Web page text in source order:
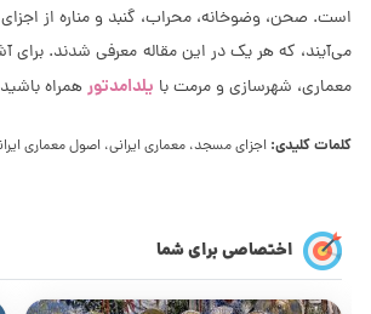
است. صحن، وضوخانه، محراب، گنبد و مناره از
می‌آیند، که هر یک در این مقاله معرفی شدند. برای
معماری، شهرسازی و مرمت با یلدامدتورهمراه
کلمات کلیدی: اجزای مسجد، معماری ایرانی، اصول معماری
اختصاصی برای شما